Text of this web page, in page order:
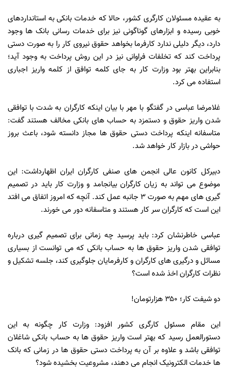
به عقیده مسئولان کارگری کشور، حالا که خدمات بانکی به استانداردهای
خوبی رسیده و ابزارهای گوناگونی نیز برای خدمات رسانی بانک ها وجود
دارد، دیگر دلیلی ندارد کارفرما بخواهد حقوق نیروی کار را به صورت دستی
پرداخت کند که تخلفات فراوانی نیز در این روش پرداخت به وجود آید؛
بنابراین بهتر بود وزارت کار به جای کلمه توافق از کلمه واریز اجباری
استفاده می کرد.
غلامرضا عباسی در گفتگو با مهر با بیان اینکه کارگران به شدت با توافقی
شدن واریز حقوق و دستمزد به حساب های بانکی مخالف هستند گفت:
متاسفانه اینکه پرداخت دستی حقوق ها مجاز دانسته شود، باعث بروز
حواشی در بازار کار خواهد شد.
دبیرکل کانون عالی انجمن های صنفی کارگران ایران اظهارداشت: این
موضوع می تواند به زیان کارگران بیانجامد و وزارت کار باید در تصمیم
گیری های مهم به صورت ۳ جانبه عمل کند. آنچه که امروز اتفاق می افتد
این است که کارگران سر کار هستند و متاسفانه دور می خورند.
عباسی خاطرنشان کرد: باید پرسید چه زمانی برای تصمیم گیری درباره
توافقی شدن واریز حقوق ها به حساب بانکی که می توانست از بسیاری
مسائل و درگیری های کارگران و کارفرمایان جلوگیری کند، جلسه تشکیل و
نظرات کارگران اخذ شده است؟
دو شیفت کار؛ ۳۵۰ هزارتومان!
این مقام مسئول کارگری کشور افزود: وزارت کار چگونه به این
دستورالعمل رسید که بهتر است واریز حقوق ها به حساب بانکی شاغلان
توافقی باشد و علاوه بر آن به پرداخت دستی حقوق ها در زمانی که بانک
ها خدمات الکترونیک انجام می دهند، مشروعیت بخشیده شود؟